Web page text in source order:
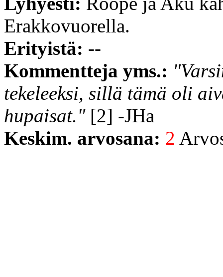
Erakkovuorella.
Erityistä: --
Kommentteja yms.:
tekeleeksi, sillä tämä oli
hupaisat."[2] -JHa
Keskim. arvosana: 2